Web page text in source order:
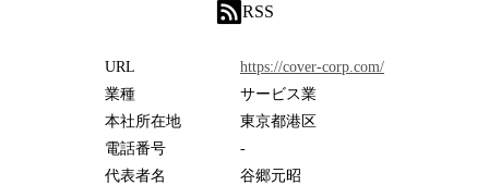
RSS
URL
https://cover-corp.com/
業種
サービス業
本社所在地
東京都港区
電話番号
-
代表者名
谷郷元昭